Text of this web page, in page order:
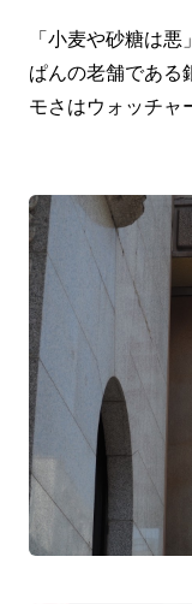
「小麦や砂糖は
ぱんの老舗である
モさはウォッチャ